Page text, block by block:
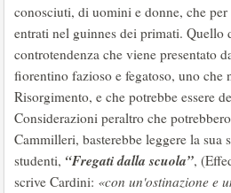
conosciuti, di uomini e donne, che
entrati nel guinnes dei primati.
controtendenza che viene presentato
fiorentino fazioso e fegatoso, uno che
Risorgimento, e che potrebbe essere
Considerazioni peraltro che
Cammilleri, basterebbe leggere la sua
studenti, “Fregati dalla scuola”,
scrive Cardini: «con un'ostinazione e